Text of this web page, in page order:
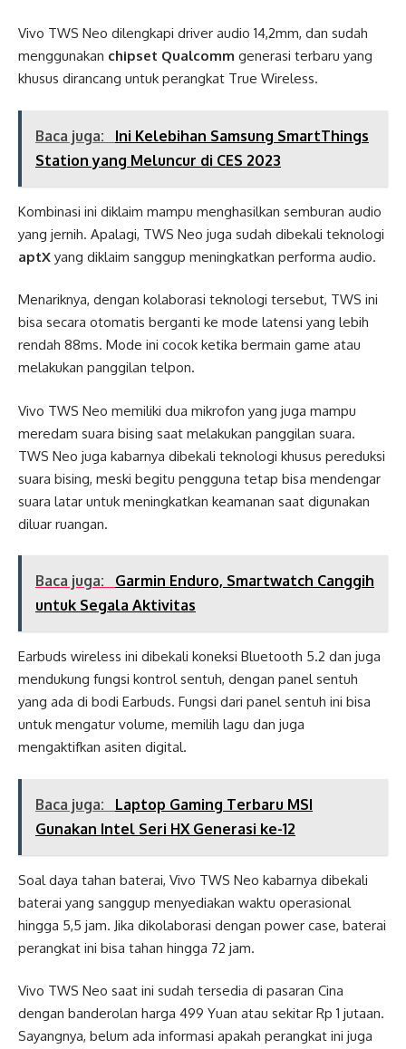
Vivo TWS Neo dilengkapi driver audio 14,2mm, dan sudah
menggunakan chipset Qualcomm generasi terbaru yang
khusus dirancang untuk perangkat True Wireless.
Baca juga:
Ini Kelebihan Samsung SmartThings
Station yang Meluncur di CES 2023
Kombinasi ini diklaim mampu menghasilkan semburan audio
yang jernih. Apalagi, TWS Neo juga sudah dibekali teknologi
aptX yang diklaim sanggup meningkatkan performa audio.
Menariknya, dengan kolaborasi teknologi tersebut, TWS ini
bisa secara otomatis berganti ke mode latensi yang lebih
rendah 88ms. Mode ini cocok ketika bermain game atau
melakukan panggilan telpon.
Vivo TWS Neo memiliki dua mikrofon yang juga mampu
meredam suara bising saat melakukan panggilan suara.
TWS Neo juga kabarnya dibekali teknologi khusus pereduksi
suara bising, meski begitu pengguna tetap bisa mendengar
suara latar untuk meningkatkan keamanan saat digunakan
diluar ruangan.
Baca juga:
Garmin Enduro, Smartwatch Canggih
untuk Segala Aktivitas
Earbuds wireless ini dibekali koneksi Bluetooth 5.2 dan juga
mendukung fungsi kontrol sentuh, dengan panel sentuh
yang ada di bodi Earbuds. Fungsi dari panel sentuh ini bisa
untuk mengatur volume, memilih lagu dan juga
mengaktifkan asiten digital.
Baca juga:
Laptop Gaming Terbaru MSI
Gunakan Intel Seri HX Generasi ke-12
Soal daya tahan baterai, Vivo TWS Neo kabarnya dibekali
baterai yang sanggup menyediakan waktu operasional
hingga 5,5 jam. Jika dikolaborasi dengan power case, baterai
perangkat ini bisa tahan hingga 72 jam.
Vivo TWS Neo saat ini sudah tersedia di pasaran Cina
dengan banderolan harga 499 Yuan atau sekitar Rp 1 jutaan.
Sayangnya, belum ada informasi apakah perangkat ini juga